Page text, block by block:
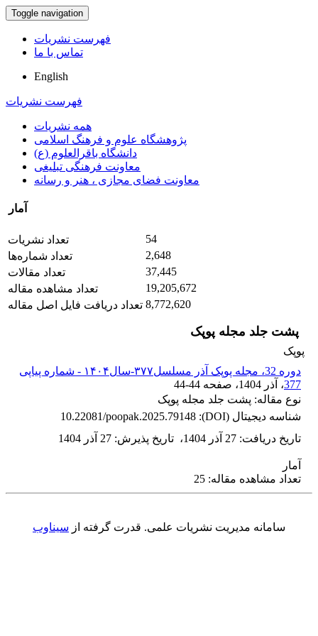
Toggle navigation
فهرست نشریات
تماس با ما
English
فهرست نشریات
همه نشریات
پژوهشگاه علوم و فرهنگ اسلامی
دانشگاه باقرالعلوم (ع)
معاونت فرهنگی تبلیغی
معاونت فضای مجازی ، هنر و رسانه
آمار
تعداد نشریات
54
تعداد شماره‌ها
2,648
تعداد مقالات
37,445
تعداد مشاهده مقاله
19,205,672
تعداد دریافت فایل اصل مقاله 8,772,620
پشت جلد مجله پوپک
پوپک
دوره 32، مجله پوپک آذر مسلسل۳۷۷-سال۱۴۰۴ - شماره پیاپی
377، آذر 1404 ، صفحه 44-44
نوع مقاله: پشت جلد مجله پوپک
شناسه دیجیتال (DOI):
10.22081/poopak.2025.79148
تاریخ دریافت: 27 آذر 1404 ، تاریخ پذیرش: 27 آذر 1404
آمار
تعداد مشاهده مقاله: 25
سامانه مدیریت نشریات علمی. قدرت گرفته از سیناوب